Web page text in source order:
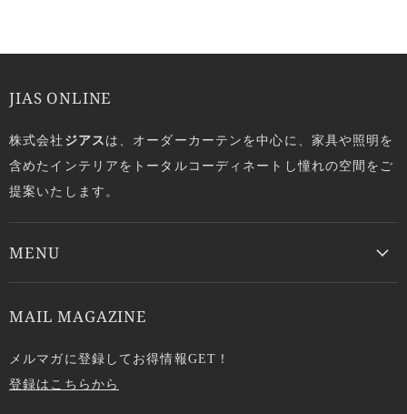
JIAS ONLINE
株式会社 ジアスは、オーダーカーテンを中心に、家具や照明を
含めたインテリアをトータルコーディネートし憧れの空間をご
提案いたします。
MENU
MAIL MAGAZINE
メルマガに登録してお得情報GET！
登録はこちらから